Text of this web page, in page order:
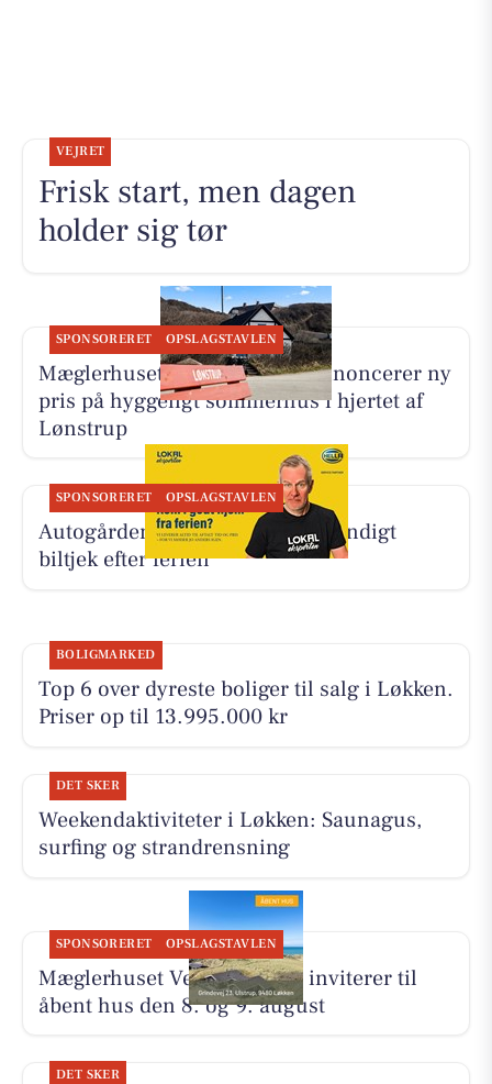
VEJRET
Frisk start, men dagen
holder sig tør
SPONSORERET OPSLAGSTAVLEN
Mæglerhuset Vestkysten I/S annoncerer ny
pris på hyggeligt sommerhus i hjertet af
Lønstrup
SPONSORERET OPSLAGSTAVLEN
Autogården Løkken tilbyder grundigt
biltjek efter ferien
BOLIGMARKED
Top 6 over dyreste boliger til salg i Løkken.
Priser op til 13.995.000 kr
DET SKER
Weekendaktiviteter i Løkken: Saunagus,
surfing og strandrensning
SPONSORERET OPSLAGSTAVLEN
Mæglerhuset Vestkysten I/S inviterer til
åbent hus den 8. og 9. august
DET SKER